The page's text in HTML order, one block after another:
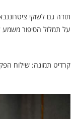
תודה גם לשוקי
על תמלול הסיפור משמע
קרדיט תמונה: שילוח